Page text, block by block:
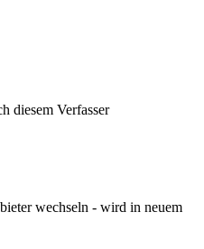
diesem Verfasser
wechseln - wird in neuem